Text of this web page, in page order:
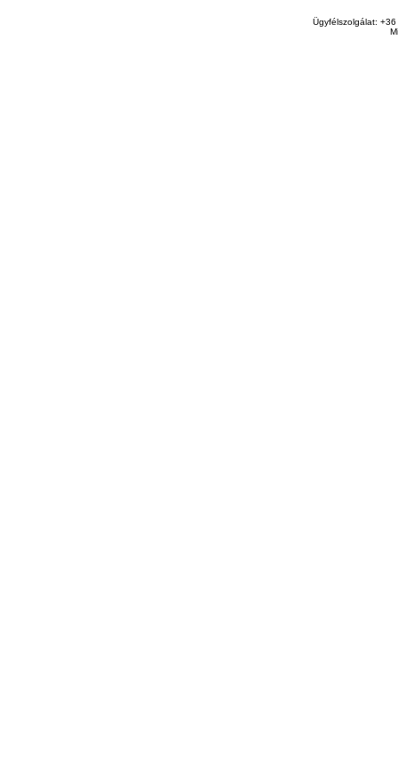
Ügyfélszolgálat: